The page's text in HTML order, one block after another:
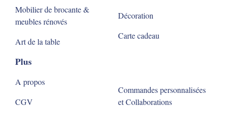
Mobilier de brocante &
meubles rénovés
Art de la table
Décoration
Carte cadeau
Plus
A propos
CGV
Commandes personnalisées
et Collaborations